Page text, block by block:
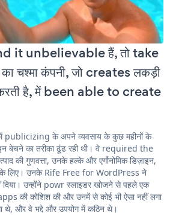
it unbelievable हैं, तो take
चश्मा कंपनी, जो creates लकड़ी
करती है, में been able to create
में publicizing के अपने व्यवसाय के कुछ महीनों के
बेचने का तरीका ढूंढ रही थी। वे required the
की गुणवत्ता, उनके हल्के और एर्गोनोमिक डिज़ाइन,
के लिए। उनके Rife Free for WordPress ने
दिया। उन्होंने powr स्लाइडर खोजने से पहले एक
की कोशिश की और उनमें से कोई भी ऐसा नहीं लगा
थे, और वे भद्दे और उपयोग में कठिन थे।